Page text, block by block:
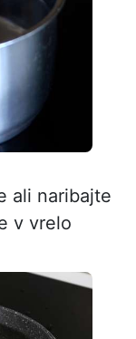
ali naribajte
v vrelo